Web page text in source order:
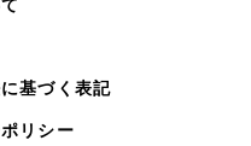
基づく表記
リシー